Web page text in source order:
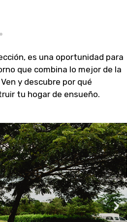
es una oportunidad para
que combina lo mejor de la
y descubre por qué
tu hogar de ensueño.